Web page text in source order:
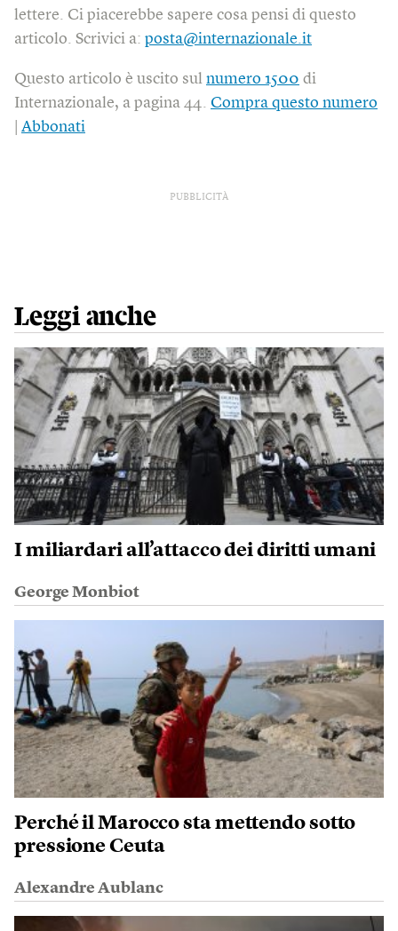
lettere. Ci piacerebbe sapere cosa pensi di questo
articolo. Scrivici a: posta@internazionale.it
Questo articolo è uscito sul numero 1500 di
Internazionale, a pagina 44. Compra questo numero
Abbonati
PUBBLICITÀ
Leggi anche
I miliardari all’attacco dei diritti umani
George Monbiot
Perché il Marocco sta mettendo sotto
pressione Ceuta
Alexandre Aublanc